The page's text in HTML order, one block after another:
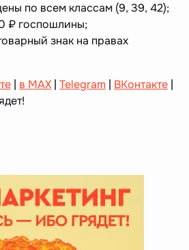
по всем классам (9, 39, 42);
₽ госпошлины;
знак на правах
| в MAX | Telegram | ВКонтакте |